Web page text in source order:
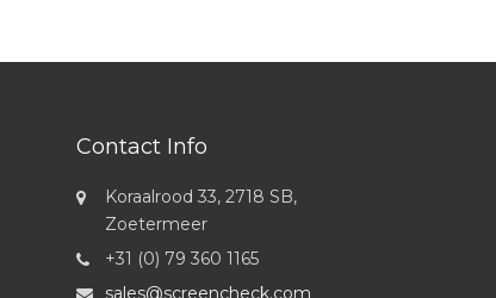
Contact Info
Koraalrood 33, 2718 SB,
Zoetermeer
+31 (0) 79 360 1165
sales@screencheck.com